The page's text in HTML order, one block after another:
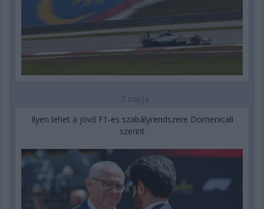
3 napja
Ilyen lehet a jövő F1-es szabályrendszere Domenicali
szerint